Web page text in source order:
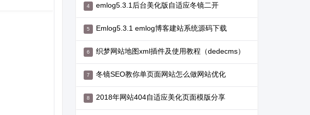
emlog5.3.1后台美化版自适应冬镜二开
Emlog5.3.1 emlog博客建站系统源码下载
织梦网站地图xml插件及使用教程（dedecms）
冬镜SEO教你单页面网站怎么做网站优化
2018年网站404自适应美化页面模版分享